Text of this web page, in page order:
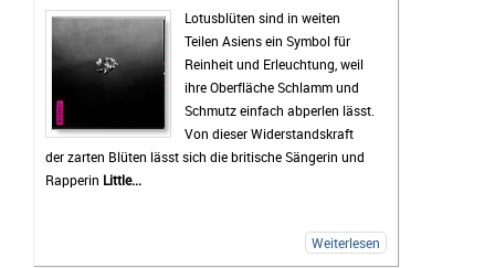
Lotusblüten sind in weiten
Teilen Asiens ein Symbol für
Reinheit und Erleuchtung, weil
ihre Oberfläche Schlamm und
Schmutz einfach abperlen lässt.
Von dieser Widerstandskraft
der zarten Blüten lässt sich die britische Sängerin und
Rapperin Little...
Weiterlesen